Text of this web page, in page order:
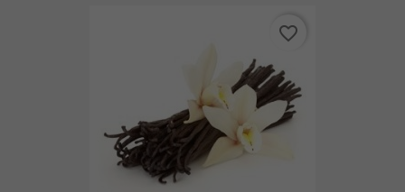
favorite_border